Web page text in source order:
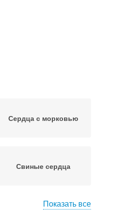
Сердца с морковью
Свиные сердца
Показать все